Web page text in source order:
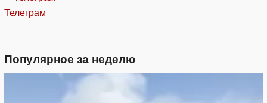
Телеграм
Популярное за неделю